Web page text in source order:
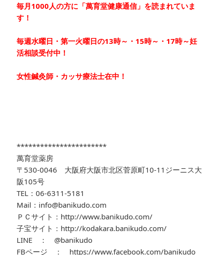
毎月1000人の方に「萬育堂健康通信」を読まれていま
す！
毎週水曜日・第一火曜日の13時～・15時～・17時～妊
活相談受付中！
女性鍼灸師・カッサ療法士在中！
***********************
萬育堂薬房
〒530-0046 大阪府大阪市北区菅原町10-11ジーニス大
阪105号
TEL：06-6311-5181
Mail：info@banikudo.com
ＰＣサイト：http://www.banikudo.com/
子宝サイト：http://kodakara.banikudo.com/
LINE ： @banikudo
FBページ ： https://www.facebook.com/banikudo